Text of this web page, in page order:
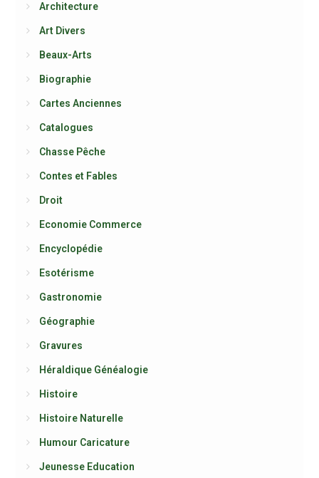
Architecture
Art Divers
Beaux-Arts
Biographie
Cartes Anciennes
Catalogues
Chasse Pêche
Contes et Fables
Droit
Economie Commerce
Encyclopédie
Esotérisme
Gastronomie
Géographie
Gravures
Héraldique Généalogie
Histoire
Histoire Naturelle
Humour Caricature
Jeunesse Education